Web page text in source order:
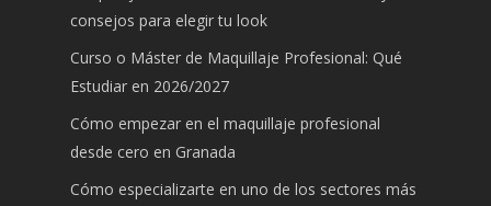
consejos para elegir tu look
Curso o Máster de Maquillaje Profesional: Qué
Estudiar en 2026/2027
Cómo empezar en el maquillaje profesional
desde cero en Granada
Cómo especializarte en uno de los sectores más